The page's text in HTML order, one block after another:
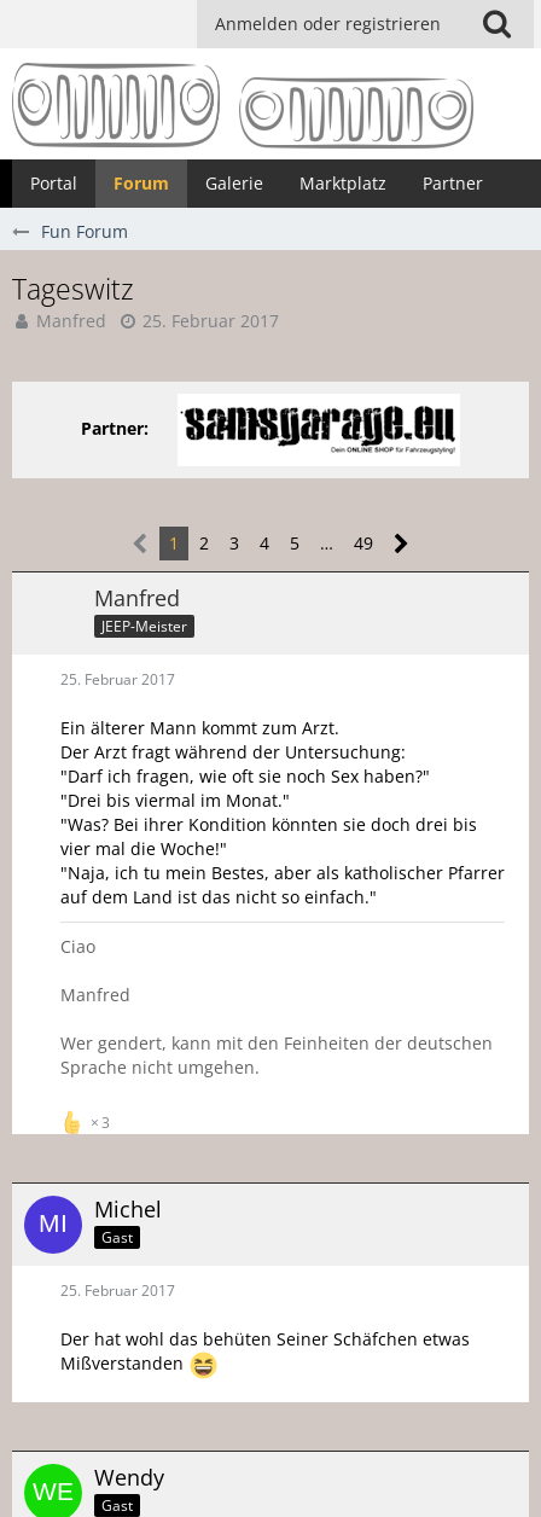
Anmelden oder registrieren
Portal Forum Galerie Marktplatz Partner
Fun Forum
Tageswitz
Manfred 25. Februar 2017
Partner:
1 2 3 4 5 … 49
Manfred
JEEP-Meister
25. Februar 2017
Ein älterer Mann kommt zum Arzt.
Der Arzt fragt während der Untersuchung:
"Darf ich fragen, wie oft sie noch Sex haben?"
"Drei bis viermal im Monat."
"Was? Bei ihrer Kondition könnten sie doch drei bis
vier mal die Woche!"
"Naja, ich tu mein Bestes, aber als katholischer Pfarrer
auf dem Land ist das nicht so einfach."
Ciao
Manfred
Wer gendert, kann mit den Feinheiten der deutschen
Sprache nicht umgehen.
3
Michel
Gast
25. Februar 2017
Der hat wohl das behüten Seiner Schäfchen etwas
Mißverstanden
Wendy
Gast